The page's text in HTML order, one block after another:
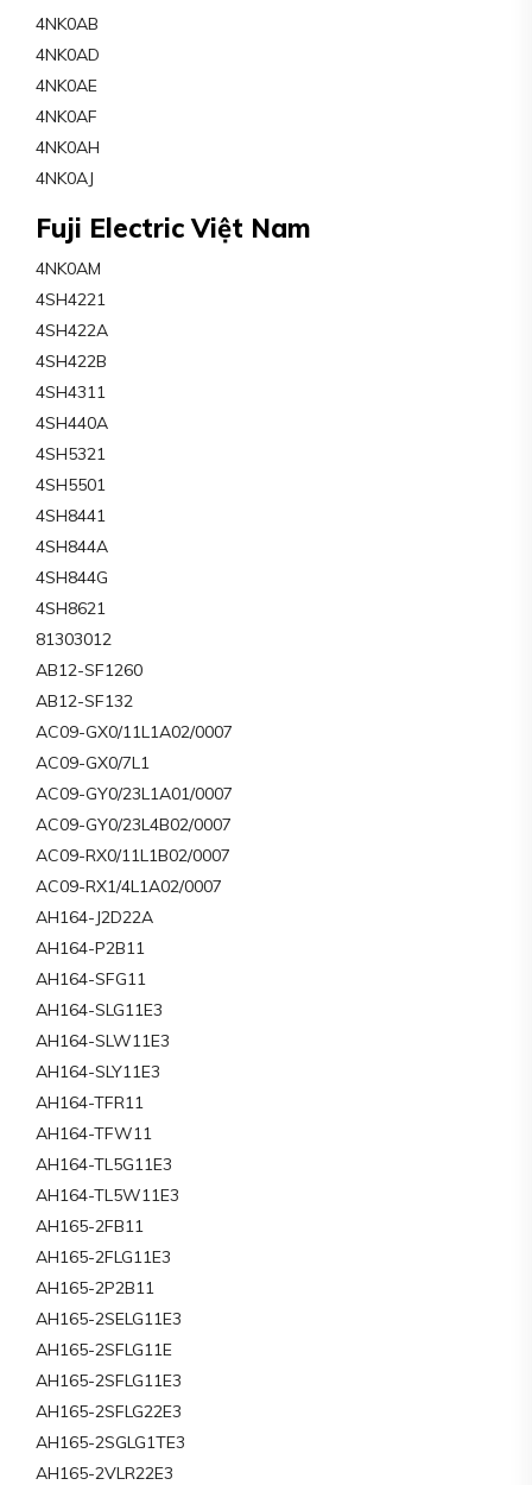
4NK0AB
4NK0AD
4NK0AE
4NK0AF
4NK0AH
4NK0AJ
Fuji Electric Việt Nam
4NK0AM
4SH4221
4SH422A
4SH422B
4SH4311
4SH440A
4SH5321
4SH5501
4SH8441
4SH844A
4SH844G
4SH8621
81303012
AB12-SF1260
AB12-SF132
AC09-GX0/11L1A02/0007
AC09-GX0/7L1
AC09-GY0/23L1A01/0007
AC09-GY0/23L4B02/0007
AC09-RX0/11L1B02/0007
AC09-RX1/4L1A02/0007
AH164-J2D22A
AH164-P2B11
AH164-SFG11
AH164-SLG11E3
AH164-SLW11E3
AH164-SLY11E3
AH164-TFR11
AH164-TFW11
AH164-TL5G11E3
AH164-TL5W11E3
AH165-2FB11
AH165-2FLG11E3
AH165-2P2B11
AH165-2SELG11E3
AH165-2SFLG11E
AH165-2SFLG11E3
AH165-2SFLG22E3
AH165-2SGLG1TE3
AH165-2VLR22E3